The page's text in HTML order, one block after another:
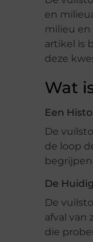
en
milieu
artikel is
deze
Wat
Een
De
de loop
De
De
afval van
die